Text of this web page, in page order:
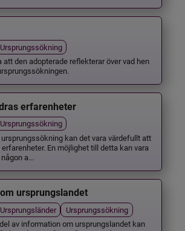
Ursprungssökning
att den adopterade reflekterar över vad hen
erfarenheter
Ursprungssökning
kan det vara värdefullt att
En möjlighet till detta kan vara
a...
ursprungslandet
Ursprungsländer
Ursprungssökning
av information om ursprungslandet kan